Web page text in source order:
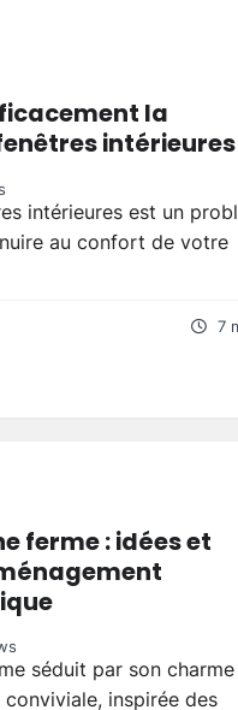
la
intérieures
intérieures est un
au confort de votre
7
ferme : idées et
séduit par son charme
inspirée des